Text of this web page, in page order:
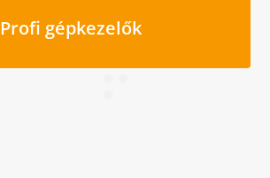
Profi gépkezelők